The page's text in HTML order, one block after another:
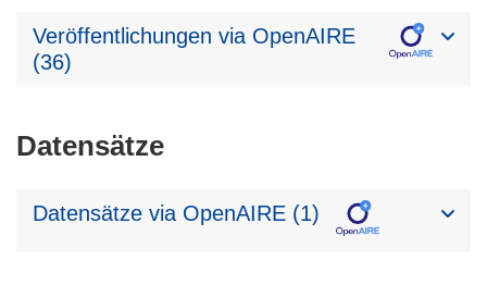
Veröffentlichungen via OpenAIRE
(36)
Datensätze
Datensätze via OpenAIRE (1)